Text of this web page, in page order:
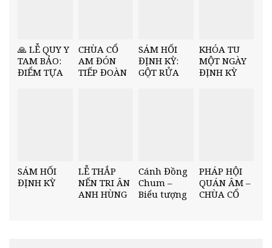
🙏 LỄ QUY Y
TAM BẢO:
ĐIỂM TỰA
CHÙA CỔ
AM ĐÓN
TIẾP ĐOÀN
SÁM HỐI
ĐỊNH KỲ:
GỘT RỬA
KHÓA TU
MỘT NGÀY
ĐỊNH KỲ
SÁM HỐI
ĐỊNH KỲ
LỄ THẮP
NẾN TRI ÂN
ANH HÙNG
Cánh Đồng
Chum –
Biểu tượng
PHÁP HỘI
QUÁN ÂM –
CHÙA CỔ